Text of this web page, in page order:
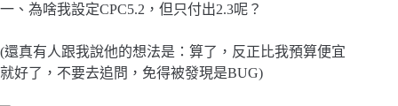
一、為啥我設定CPC5.2，但只付出2.3呢？
(還真有人跟我說他的想法是：算了，反正比我預算便宜
就好了，不要去追問，免得被發現是BUG)